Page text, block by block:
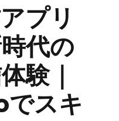
プリ
代の
験｜
スキ